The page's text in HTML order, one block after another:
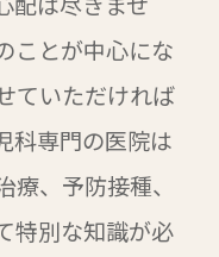
ことが中心にな
ていただければ
科専門の医院は
、予防接種、
特別な知識が必